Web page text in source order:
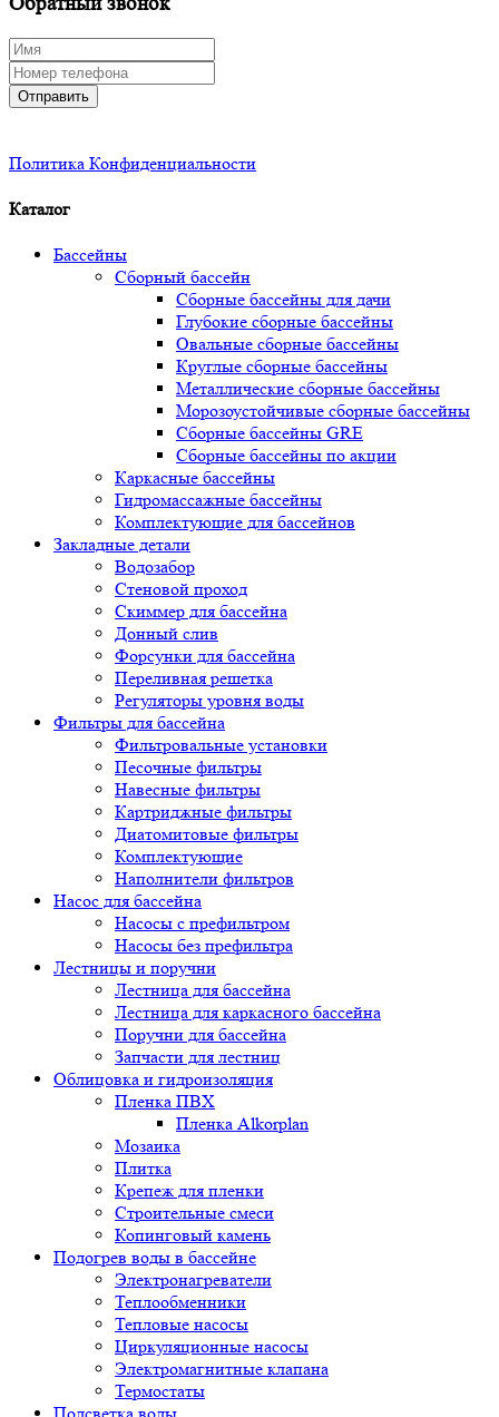
Отправить
Политика Конфиденциальности
Каталог
Бассейны
Сборный бассейн
Сборные бассейны для дачи
Глубокие сборные бассейны
Овальные сборные бассейны
Круглые сборные бассейны
Металлические сборные бассейны
Морозоустойчивые сборные бассейны
Сборные бассейны GRE
Сборные бассейны по акции
Каркасные бассейны
Гидромассажные бассейны
Комплектующие для бассейнов
Закладные детали
Водозабор
Стеновой проход
Скиммер для бассейна
Донный слив
Форсунки для бассейна
Переливная решетка
Регуляторы уровня воды
Фильтры для бассейна
Фильтровальные установки
Песочные фильтры
Навесные фильтры
Картриджные фильтры
Диатомитовые фильтры
Комплектующие
Наполнители фильтров
Насос для бассейна
Насосы с префильтром
Насосы без префильтра
Лестницы и поручни
Лестница для бассейна
Лестница для каркасного бассейна
Поручни для бассейна
Запчасти для лестниц
Облицовка и гидроизоляция
Пленка ПВХ
Пленка Alkorplan
Мозаика
Плитка
Крепеж для пленки
Строительные смеси
Копинговый камень
Подогрев воды в бассейне
Электронагреватели
Теплообменники
Тепловые насосы
Циркуляционные насосы
Электромагнитные клапана
Термостаты